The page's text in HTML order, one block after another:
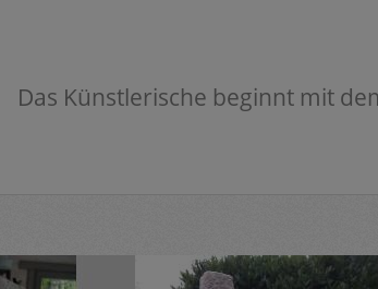
Das Künstlerische beginnt mit